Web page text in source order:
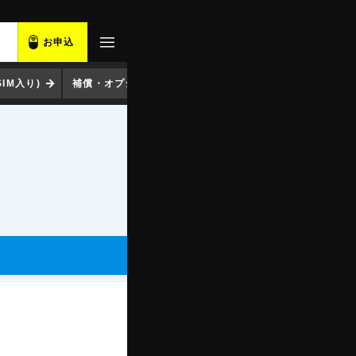
お申込
入り) 補償・オプション一覧